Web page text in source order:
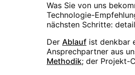
Was Sie von uns
Technologie-
nächsten Schritte:
Der Ablauf ist denkbar
Ansprechpartner aus
Methodik; der Projekt-